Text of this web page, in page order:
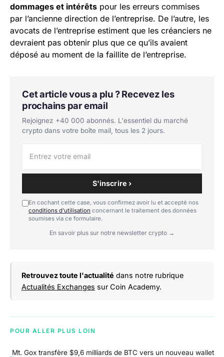
dommages et intérêts pour les erreurs commises
par l’ancienne direction de l’entreprise. De l’autre, les
avocats de l’entreprise estiment que les créanciers ne
devraient pas obtenir plus que ce qu’ils avaient
déposé au moment de la faillite de l’entreprise.
Cet article vous a plu ? Recevez les
prochains par email
Rejoignez +40 000 abonnés. L'essentiel du marché
crypto dans votre boîte mail, tous les 2 jours.
S'inscrire ›
En cochant cette case, vous confirmez avoir lu et accepté nos
conditions d'utilisation concernant le traitement des données
soumises via ce formulaire.
En savoir plus sur notre newsletter crypto →
Retrouvez toute l'actualité dans notre rubrique
Actualités Exchanges sur Coin Academy.
POUR ALLER PLUS LOIN
Mt. Gox transfère $9,6 milliards de BTC vers un nouveau wallet